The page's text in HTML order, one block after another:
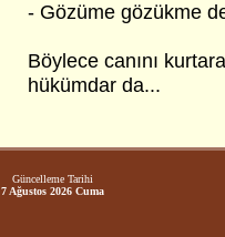
- Gözüme gözükme
Böylece canını
hükümdar da...
Güncelleme Tarihi
7 Ağustos 2026 Cuma